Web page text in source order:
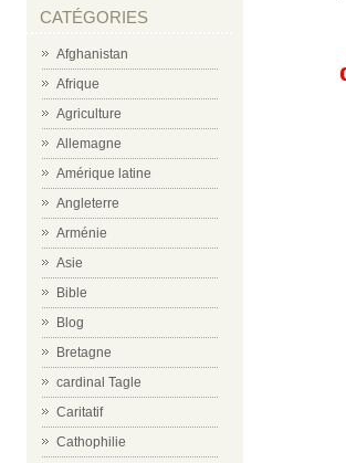
CATÉGORIES
Afghanistan
Afrique
Agriculture
Allemagne
Amérique latine
Angleterre
Arménie
Asie
Bible
Blog
Bretagne
cardinal Tagle
Caritatif
Cathophilie